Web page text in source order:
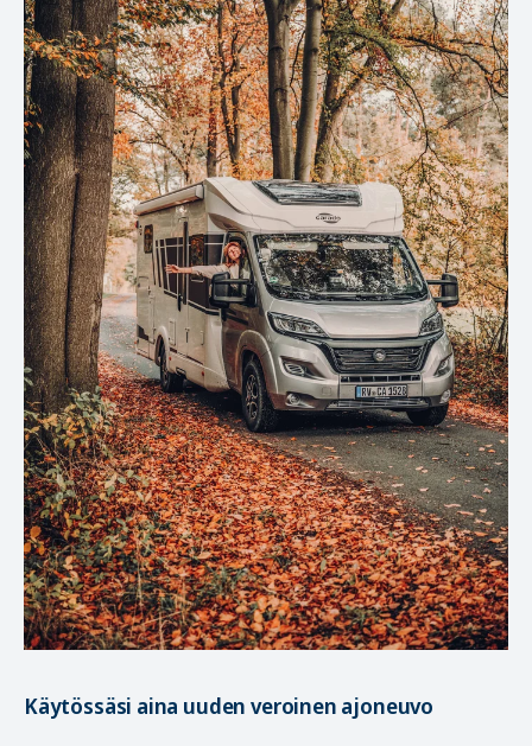
Käytössäsi aina uuden veroinen ajoneuvo